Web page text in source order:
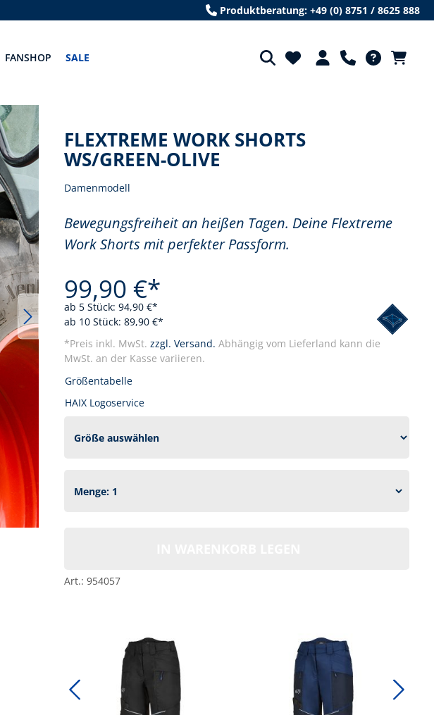
Produktberatung: +49 (0) 8751 / 8625 888
FANSHOP SALE
FLEXTREME WORK SHORTS
WS/GREEN-OLIVE
Damenmodell
Bewegungsfreiheit an heißen Tagen. Deine Flextreme
Work Shorts mit perfekter Passform.
99,90 €*
ab 5 Stück: 94,90 €*
ab 10 Stück: 89,90 €*
*Preis inkl. MwSt. zzgl. Versand. Abhängig vom Lieferland kann die
MwSt. an der Kasse variieren.
Größentabelle
HAIX Logoservice
Art.: 954057